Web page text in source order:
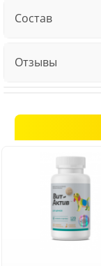
Состав
Отзывы